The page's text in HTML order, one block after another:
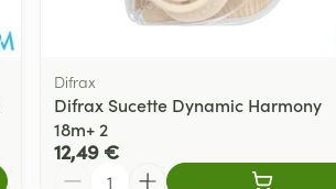
Difrax
Difrax Sucette Dynamic Harmony
18m+ 2
12,49 €
Quantité